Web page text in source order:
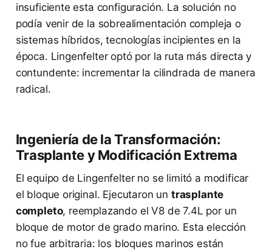
insuficiente esta configuración. La solución no
podía venir de la sobrealimentación compleja o
sistemas híbridos, tecnologías incipientes en la
época. Lingenfelter optó por la ruta más directa y
contundente: incrementar la cilindrada de manera
radical.
Ingeniería de la Transformación:
Trasplante y Modificación Extrema
El equipo de Lingenfelter no se limitó a modificar
el bloque original. Ejecutaron un trasplante
completo, reemplazando el V8 de 7.4L por un
bloque de motor de grado marino. Esta elección
no fue arbitraria: los bloques marinos están